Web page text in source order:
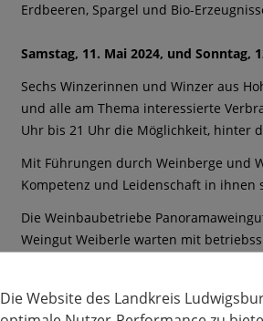
Erdbeeren, Spargel und Bio-
Samstag, 11. Mai 2024, und Sonntag,
Sechs Winzerinnen und Winzer aus
und alle am Thema interessierte
Uhr bis 21 Uhr die Möglichkeit, hinter
Mit Führungen durch Weinberge und
Kompetenz und Leidenschaft in ihnen
Die Weinbaubetriebe
Weingut Weiberle warten mit
Information,Köstlichkeiten und
Sonntag, 19. Mai 2024, und Montag,
Die Website des Landkreis